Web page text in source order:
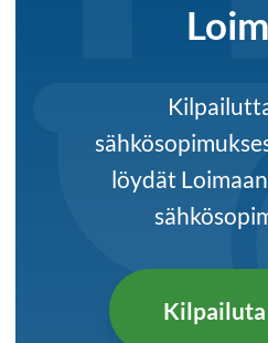
löydät
Kilpailuta